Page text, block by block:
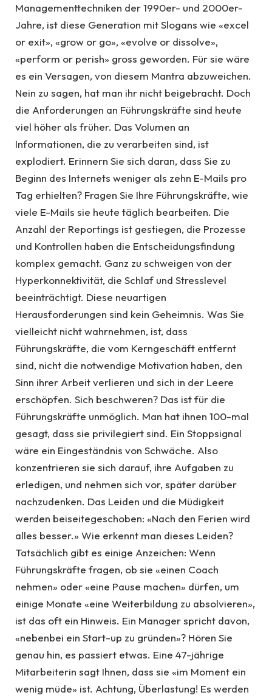
Managementtechniken der 1990er- und 2000er-
Jahre, ist diese Generation mit Slogans wie «excel
or exit», «grow or go», «evolve or dissolve»,
«perform or perish» gross geworden. Für sie wäre
es ein Versagen, von diesem Mantra abzuweichen.
Nein zu sagen, hat man ihr nicht beigebracht. Doch
die Anforderungen an Führungskräfte sind heute
viel höher als früher. Das Volumen an
Informationen, die zu verarbeiten sind, ist
explodiert. Erinnern Sie sich daran, dass Sie zu
Beginn des Internets weniger als zehn E-Mails pro
Tag erhielten? Fragen Sie Ihre Führungskräfte, wie
viele E-Mails sie heute täglich bearbeiten. Die
Anzahl der Reportings ist gestiegen, die Prozesse
und Kontrollen haben die Entscheidungsfindung
komplex gemacht. Ganz zu schweigen von der
Hyperkonnektivität, die Schlaf und Stresslevel
beeinträchtigt. Diese neuartigen
Herausforderungen sind kein Geheimnis. Was Sie
vielleicht nicht wahrnehmen, ist, dass
Führungskräfte, die vom Kerngeschäft entfernt
sind, nicht die notwendige Motivation haben, den
Sinn ihrer Arbeit verlieren und sich in der Leere
erschöpfen. Sich beschweren? Das ist für die
Führungskräfte unmöglich. Man hat ihnen 100-mal
gesagt, dass sie privilegiert sind. Ein Stoppsignal
wäre ein Eingeständnis von Schwäche. Also
konzentrieren sie sich darauf, ihre Aufgaben zu
erledigen, und nehmen sich vor, später darüber
nachzudenken. Das Leiden und die Müdigkeit
werden beiseitegeschoben: «Nach den Ferien wird
alles besser.» Wie erkennt man dieses Leiden?
Tatsächlich gibt es einige Anzeichen: Wenn
Führungskräfte fragen, ob sie «einen Coach
nehmen» oder «eine Pause machen» dürfen, um
einige Monate «eine Weiterbildung zu absolvieren»,
ist das oft ein Hinweis. Ein Manager spricht davon,
«nebenbei ein Start-up zu gründen»? Hören Sie
genau hin, es passiert etwas. Eine 47-jährige
Mitarbeiterin sagt Ihnen, dass sie «im Moment ein
wenig müde» ist. Achtung, Überlastung! Es werden